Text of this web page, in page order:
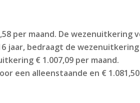
per maand. De wezenuitkering
jaar, bedraagt de wezenuitkering
€ 1.007,09 per maand.
een alleenstaande en €